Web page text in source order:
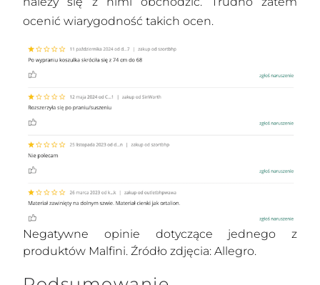
ocenić wiarygodność takich ocen.
Negatywne opinie dotyczące jednego z
produktów Malfini. Źródło zdjęcia: Allegro.